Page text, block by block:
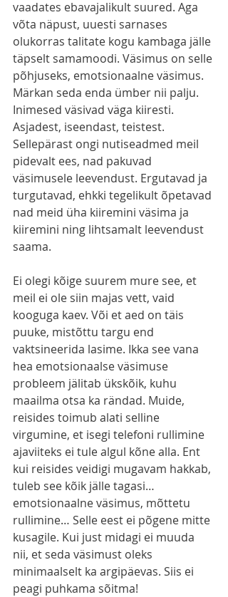
vaadates ebavajalikult suured. Aga
võta näpust, uuesti sarnases
olukorras talitate kogu kambaga jälle
täpselt samamoodi. Väsimus on selle
põhjuseks, emotsionaalne väsimus.
Märkan seda enda ümber nii palju.
Inimesed väsivad väga kiiresti.
Asjadest, iseendast, teistest.
Sellepärast ongi nutiseadmed meil
pidevalt ees, nad pakuvad
väsimusele leevendust. Ergutavad ja
turgutavad, ehkki tegelikult õpetavad
nad meid üha kiiremini väsima ja
kiiremini ning lihtsamalt leevendust
saama.
Ei olegi kõige suurem mure see, et
meil ei ole siin majas vett, vaid
kooguga kaev. Või et aed on täis
puuke, mistõttu targu end
vaktsineerida lasime. Ikka see vana
hea emotsionaalse väsimuse
probleem jälitab ükskõik, kuhu
maailma otsa ka rändad. Muide,
reisides toimub alati selline
virgumine, et isegi telefoni rullimine
ajaviiteks ei tule algul kõne alla. Ent
kui reisides veidigi mugavam hakkab,
tuleb see kõik jälle tagasi…
emotsionaalne väsimus, mõttetu
rullimine… Selle eest ei põgene mitte
kusagile. Kui just midagi ei muuda
nii, et seda väsimust oleks
minimaalselt ka argipäevas. Siis ei
peagi puhkama sõitma!